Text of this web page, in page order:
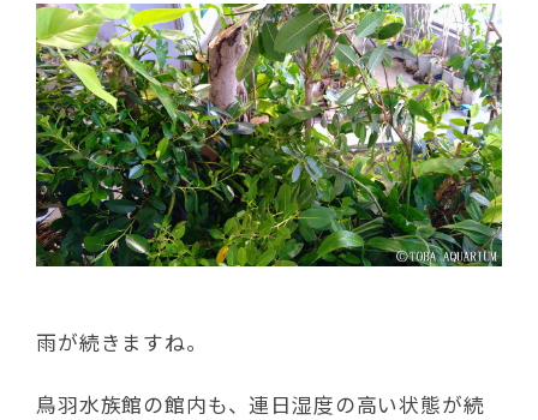
雨が続きますね。
鳥羽水族館の館内も、連日湿度の高い状態が続